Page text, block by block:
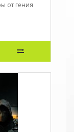
от гения